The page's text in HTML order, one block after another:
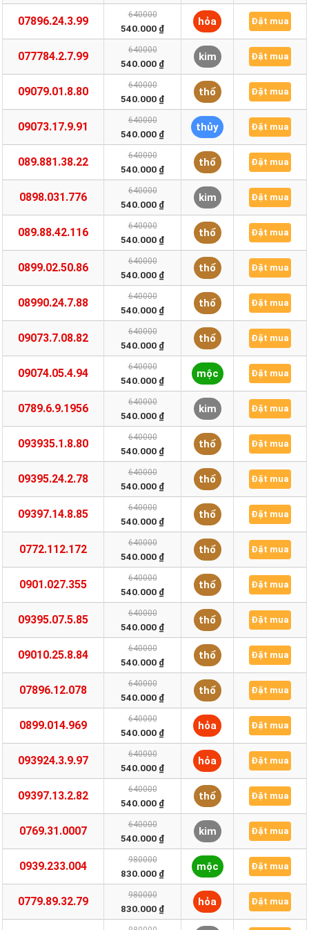
07896.24.3.99 640000
540.000 ₫
hỏa Đặt mua
077784.2.7.99 640000
540.000 ₫
kim Đặt mua
09079.01.8.80 640000
540.000 ₫
thổ Đặt mua
09073.17.9.91 640000
540.000 ₫
thủy Đặt mua
089.881.38.22 640000
540.000 ₫
thổ Đặt mua
0898.031.776 640000
540.000 ₫
kim Đặt mua
089.88.42.116 640000
540.000 ₫
thổ Đặt mua
0899.02.50.86 640000
540.000 ₫
thổ Đặt mua
08990.24.7.88 640000
540.000 ₫
thổ Đặt mua
09073.7.08.82 640000
540.000 ₫
thổ Đặt mua
09074.05.4.94 640000
540.000 ₫
mộc Đặt mua
0789.6.9.1956 640000
540.000 ₫
kim Đặt mua
093935.1.8.80 640000
540.000 ₫
thổ Đặt mua
09395.24.2.78 640000
540.000 ₫
thổ Đặt mua
09397.14.8.85 640000
540.000 ₫
thổ Đặt mua
0772.112.172 640000
540.000 ₫
thổ Đặt mua
0901.027.355 640000
540.000 ₫
thổ Đặt mua
09395.07.5.85 640000
540.000 ₫
thổ Đặt mua
09010.25.8.84 640000
540.000 ₫
thổ Đặt mua
07896.12.078 640000
540.000 ₫
thổ Đặt mua
0899.014.969 640000
540.000 ₫
hỏa Đặt mua
093924.3.9.97 640000
540.000 ₫
hỏa Đặt mua
09397.13.2.82 640000
540.000 ₫
thổ Đặt mua
0769.31.0007 640000
540.000 ₫
kim Đặt mua
0939.233.004 980000
830.000 ₫
mộc Đặt mua
0779.89.32.79 980000
830.000 ₫
hỏa Đặt mua